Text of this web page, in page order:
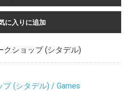
に入りに追加
クショップ (シタデル)
(シタデル) / Games